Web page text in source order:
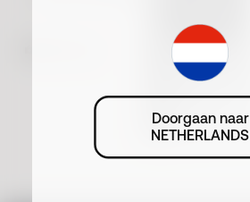
Doorgaan naar
NETHERLANDS